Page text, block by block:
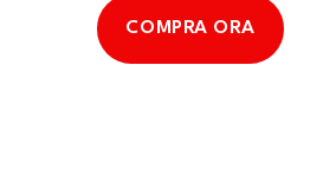
COMPRA ORA